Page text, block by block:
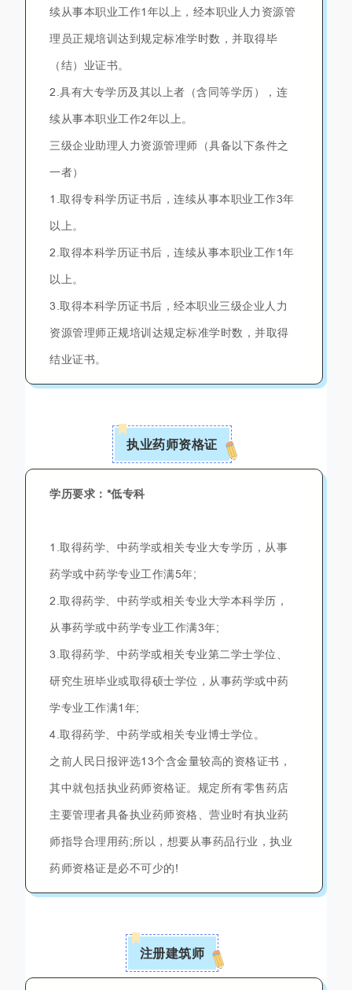
续从事本职业工作1年以上，经本职业人力资源管
理员正规培训达到规定标准学时数，并取得毕
（结）业证书。
2.具有大专学历及其以上者（含同等学历），连
续从事本职业工作2年以上。
三级企业助理人力资源管理师（具备以下条件之
一者）
1.取得专科学历证书后，连续从事本职业工作3年
以上。
2.取得本科学历证书后，连续从事本职业工作1年
以上。
3.取得本科学历证书后，经本职业三级企业人力
资源管理师正规培训达规定标准学时数，并取得
结业证书。
执业药师资格证
学历要求： *低专科
1.取得药学、中药学或相关专业大专学历，从事
药学或中药学专业工作满5年;
2.取得药学、中药学或相关专业大学本科学历，
从事药学或中药学专业工作满3年;
3.取得药学、中药学或相关专业第二学士学位、
研究生班毕业或取得硕士学位，从事药学或中药
学专业工作满1年;
4.取得药学、中药学或相关专业博士学位。
之前人民日报评选13个含金量较高的资格证书，
其中就包括执业药师资格证。规定所有零售药店
主要管理者具备执业药师资格、营业时有执业药
师指导合理用药;所以，想要从事药品行业，执业
药师资格证是必不可少的!
注册建筑师